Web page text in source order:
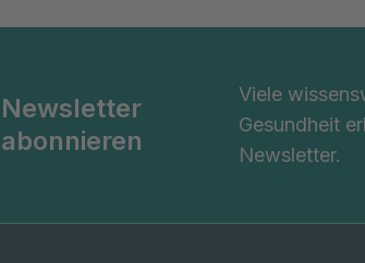
Newsletter
abonnieren
Viele
Gesundheit
Newsletter.